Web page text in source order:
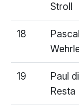
Stroll
18
Pascal
19
Paul di
Resta